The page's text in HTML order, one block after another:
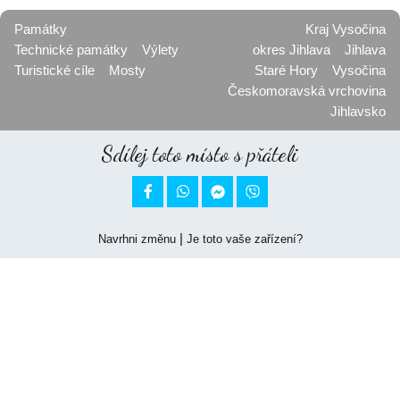
Památky
Technické památky
Výlety
Turistické cíle
Mosty
Kraj Vysočina
okres Jihlava
Jihlava
Staré Hory
Vysočina
Českomoravská vrchovina
Jihlavsko
Sdílej toto místo s přáteli
 
Navrhni změnu| Je toto vaše zařízení?